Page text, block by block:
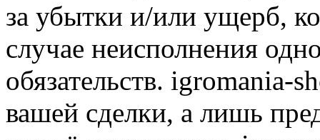
за убытки и/или ущерб,
случае неисполнения
обязательств. igromania-
вашей сделки, а лишь